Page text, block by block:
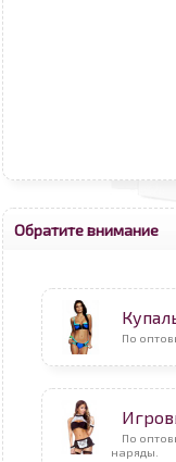
Обратите внимание
По
По
наряды.